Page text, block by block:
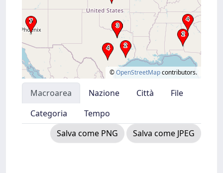
©OpenStreetMapcontributors.
Macroarea Nazione Città
File
Categoria
Tempo
Salva come PNG
Salva come JPEG